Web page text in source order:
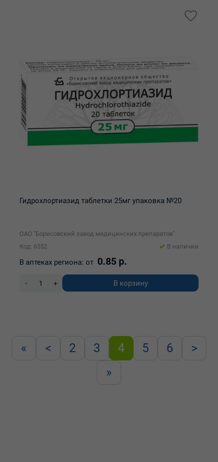
Гидрохлортиазид таблетки 25мг упаковка №20
ОАО "Борисовский завод медицинских препаратов"
Код: 6552
В наличии
В аптеках региона: от 0.85 р.
- + В корзину
« < 2 3 4 5 6
>
»